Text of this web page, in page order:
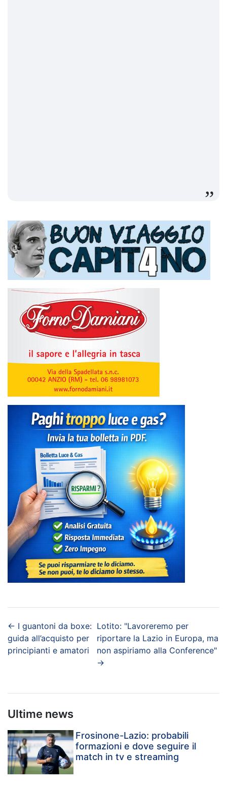
← I guantoni da boxe:
guida all’acquisto per
principianti e amatori
Lotito: "Lavoreremo per
riportare la Lazio in Europa, ma
non aspiriamo alla Conference"
→
Ultime news
Frosinone-Lazio: probabili
formazioni e dove seguire il
match in tv e streaming